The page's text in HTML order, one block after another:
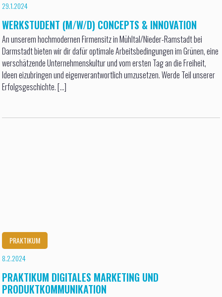
29.1.2024
WERKSTUDENT (M/W/D) CONCEPTS & INNOVATION
An unserem hochmodernen Firmensitz in Mühltal/Nieder-Ramstadt bei
Darmstadt bieten wir dir dafür optimale Arbeitsbedingungen im Grünen, eine
werschätzende Unternehmenskultur und vom ersten Tag an die Freiheit,
Ideen eizubringen und eigenverantwortlich umzusetzen. Werde Teil unserer
Erfolgsgeschichte. [...]
PRAKTIKUM
8.2.2024
PRAKTIKUM DIGITALES MARKETING UND
PRODUKTKOMMUNIKATION